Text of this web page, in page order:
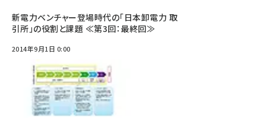
新電力ベンチャー登場時代の「日本卸電力 取
引所」の役割と課題 ≪第3回：最終回≫
2014年9月1日 0:00